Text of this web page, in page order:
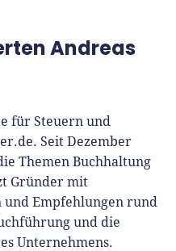
Andreas
für Steuern und
Seit Dezember
Themen Buchhaltung
Gründer mit
Empfehlungen rund
und die
Unternehmens.